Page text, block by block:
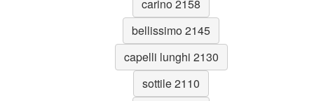
carino 2158
bellissimo 2145
capelli lunghi 2130
sottile 2110